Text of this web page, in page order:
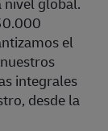
el
integrales
desde la